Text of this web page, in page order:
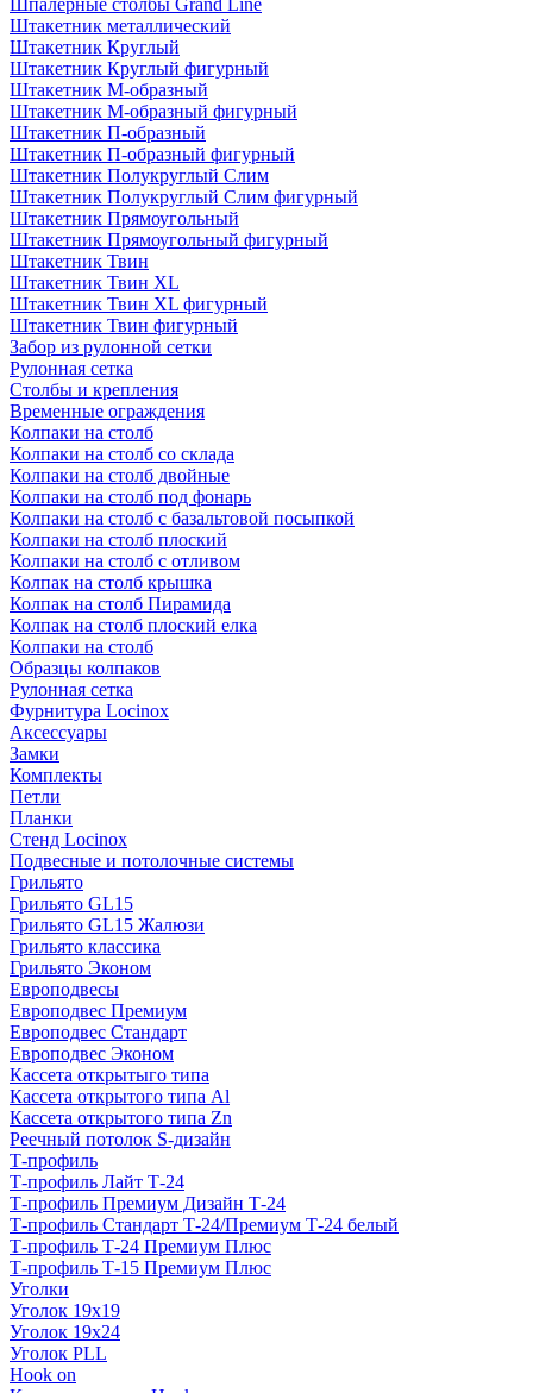
Шпалерные столбы Grand Line
Штакетник металлический
Штакетник Круглый
Штакетник Круглый фигурный
Штакетник М-образный
Штакетник М-образный фигурный
Штакетник П-образный
Штакетник П-образный фигурный
Штакетник Полукруглый Слим
Штакетник Полукруглый Слим фигурный
Штакетник Прямоугольный
Штакетник Прямоугольный фигурный
Штакетник Твин
Штакетник Твин XL
Штакетник Твин XL фигурный
Штакетник Твин фигурный
Забор из рулонной сетки
Рулонная сетка
Столбы и крепления
Временные ограждения
Колпаки на столб
Колпаки на столб со склада
Колпаки на столб двoйные
Колпаки на столб под фонарь
Колпаки на столб с базальтовой посыпкой
Колпаки на столб плоский
Колпаки на столб с отливом
Колпак на столб крышка
Колпак на столб Пирамида
Колпак на столб плоский елка
Колпаки на столб
Образцы колпаков
Рулонная сетка
Фурнитура Locinox
Аксессуары
Замки
Комплекты
Петли
Планки
Стенд Locinox
Подвесные и потолочные системы
Грильято
Грильято GL15
Грильято GL15 Жалюзи
Грильято классика
Грильято Эконом
Европодвесы
Европодвес Премиум
Европодвес Стандарт
Европодвес Эконом
Кассета открытыго типа
Кассета открытого типа Al
Кассета открытого типа Zn
Реечный потолок S-дизайн
Т-профиль
Т-профиль Лайт Т-24
Т-профиль Премиум Дизайн Т-24
Т-профиль Стандарт Т-24/Премиум Т-24 белый
Т-профиль Т-24 Премиум Плюс
Т-профиль Т-15 Премиум Плюс
Уголки
Уголок 19х19
Уголок 19х24
Уголок PLL
Hook on